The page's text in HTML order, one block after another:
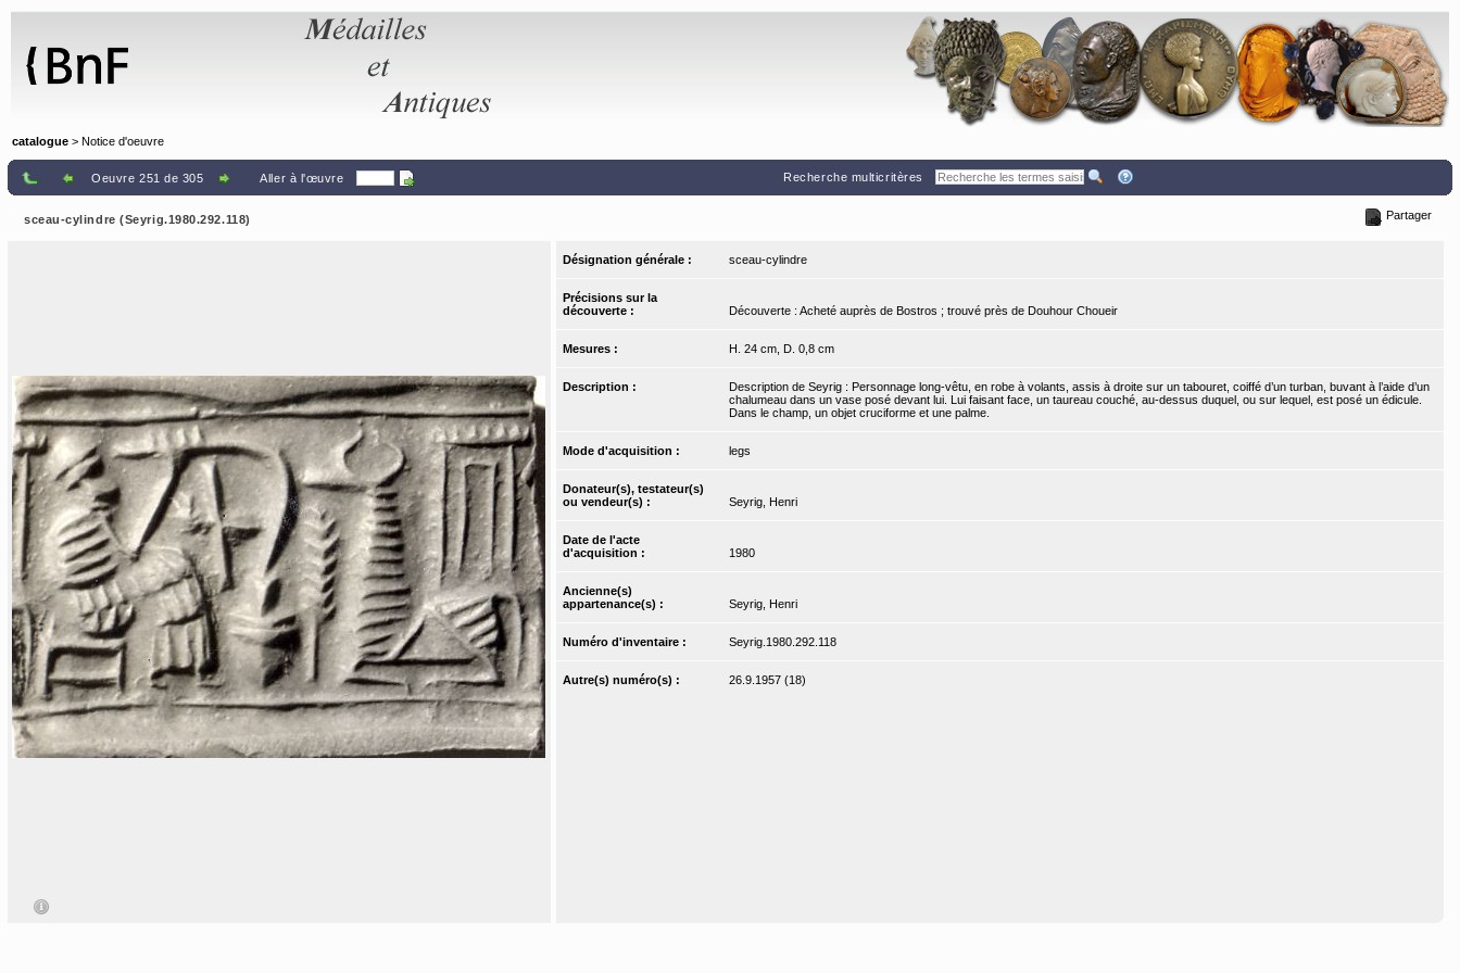
catalogue > Notice d'oeuvre
Oeuvre 251 de 305 Aller à l'œuvre Recherche multicritères
sceau-cylindre (Seyrig.1980.292.118) Partager
Désignation générale : sceau-cylindre
Précisions sur la
découverte :
Découverte : Acheté auprès de Bostros ; trouvé près de Douhour Choueir
Mesures : H. 24 cm, D. 0,8 cm
Description :
Description de Seyrig : Personnage long-vêtu, en robe à volants, assis à droite sur un tabouret, coiffé d’un turban, buvant à l’aide d’un
chalumeau dans un vase posé devant lui. Lui faisant face, un taureau couché, au-dessus duquel, ou sur lequel, est posé un édicule.
Dans le champ, un objet cruciforme et une palme.
Mode d'acquisition : legs
Donateur(s), testateur(s)
ou vendeur(s) :
Seyrig, Henri
Date de l'acte
d'acquisition :
1980
Ancienne(s)
appartenance(s) :
Seyrig, Henri
Numéro d'inventaire : Seyrig.1980.292.118
Autre(s) numéro(s) : 26.9.1957 (18)